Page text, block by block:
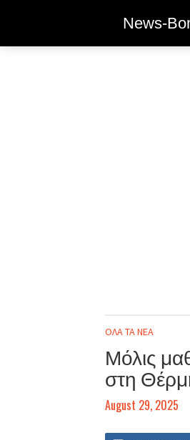
News-
ΟΛΑ ΤΑ ΝΕΑ
Μόλις
στη
August 29, 2025